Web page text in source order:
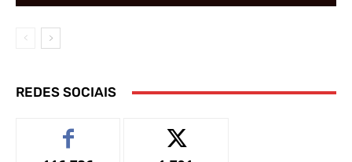
REDES SOCIAIS